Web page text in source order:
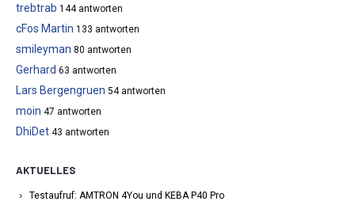
trebtrab 144 antworten
cFos Martin 133 antworten
smileyman 80 antworten
Gerhard 63 antworten
Lars Bergengruen 54 antworten
moin 47 antworten
DhiDet 43 antworten
AKTUELLES
Testaufruf: AMTRON 4You und KEBA P40 Pro